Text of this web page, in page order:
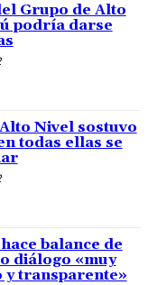
Grupo de Alto
podría darse
Nivel sostuvo
todas ellas se
balance de
diálogo «muy
y transparente»